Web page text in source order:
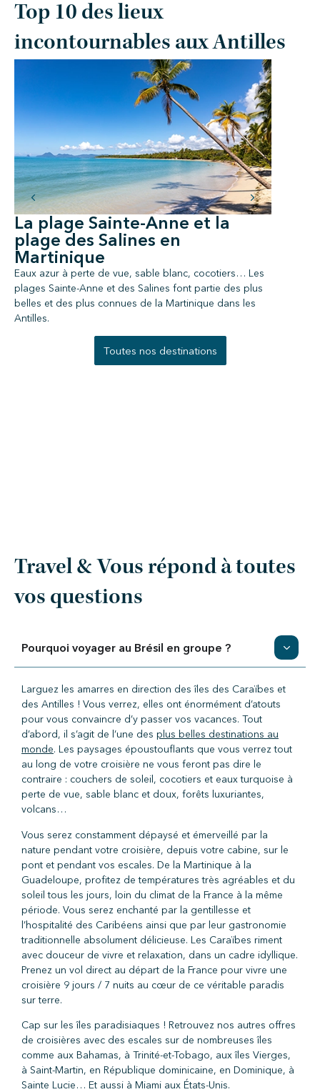
Top 10 des lieux
incontournables aux Antilles
La plage Sainte-Anne et la
plage des Salines en
Martinique
Eaux azur à perte de vue, sable blanc, cocotiers… Les
plages Sainte-Anne et des Salines font partie des plus
belles et des plus connues de la Martinique dans les
Antilles.
Toutes nos destinations
Travel & Vous répond à toutes
vos questions
Pourquoi voyager au Brésil en groupe ?
Larguez les amarres en direction des îles des Caraïbes et
des Antilles ! Vous verrez, elles ont énormément d’atouts
pour vous convaincre d’y passer vos vacances. Tout
d’abord, il s’agit de l’une des plus belles destinations au
monde. Les paysages époustouflants que vous verrez tout
au long de votre croisière ne vous feront pas dire le
contraire : couchers de soleil, cocotiers et eaux turquoise à
perte de vue, sable blanc et doux, forêts luxuriantes,
volcans…
Vous serez constamment dépaysé et émerveillé par la
nature pendant votre croisière, depuis votre cabine, sur le
pont et pendant vos escales. De la Martinique à la
Guadeloupe, profitez de températures très agréables et du
soleil tous les jours, loin du climat de la France à la même
période. Vous serez enchanté par la gentillesse et
l’hospitalité des Caribéens ainsi que par leur gastronomie
traditionnelle absolument délicieuse. Les Caraïbes riment
avec douceur de vivre et relaxation, dans un cadre idyllique.
Prenez un vol direct au départ de la France pour vivre une
croisière 9 jours / 7 nuits au cœur de ce véritable paradis
sur terre.
Cap sur les îles paradisiaques ! Retrouvez nos autres offres
de croisières avec des escales sur de nombreuses îles
comme aux Bahamas, à Trinité-et-Tobago, aux îles Vierges,
à Saint-Martin, en République dominicaine, en Dominique, à
Sainte Lucie… Et aussi à Miami aux États-Unis.